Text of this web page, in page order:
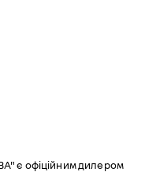
є офіційним дилером